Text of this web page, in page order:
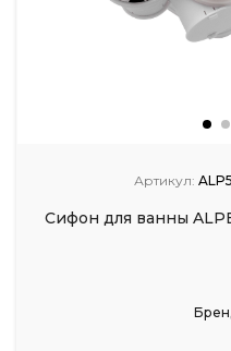
Артикул:
Сифон для ванны